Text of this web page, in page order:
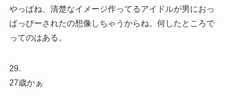
やっぱね、清楚なイメージ作ってるアイドルが男におっ
ぱっぴーされたの想像しちゃうからね。何したところで
ってのはある。
29.
27歳かぁ